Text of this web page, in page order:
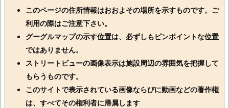
このページの住所情報はおおよその場所を示すものです。ご
利用の際はご注意下さい。
グーグルマップの示す位置は、必ずしもピンポイントな位置
ではありません。
ストリートビューの画像表示は施設周辺の雰囲気を把握して
もらうものです。
このサイトで表示されている画像ならびに動画などの著作権
は、すべてその権利者に帰属します